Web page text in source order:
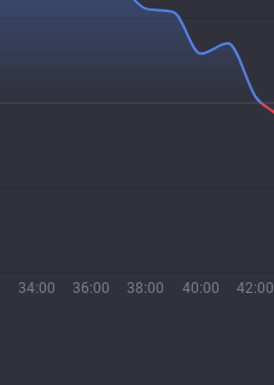
34:00 36:00 38:00 40:00 42:00